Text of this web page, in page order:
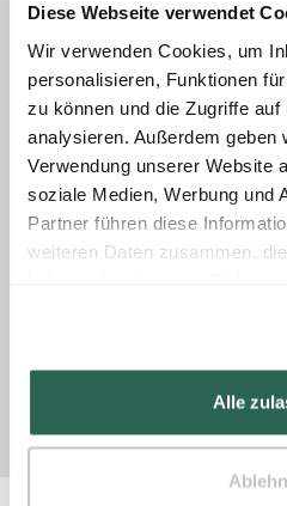
Diese Webseite verwendet
Wir verwenden Cookies, um
personalisieren, Funktionen
zu können und die Zugriffe
analysieren. Außerdem geben
Verwendung unserer Website
soziale Medien, Werbung und
Partner führen diese
weiteren Daten zusammen,
Alle